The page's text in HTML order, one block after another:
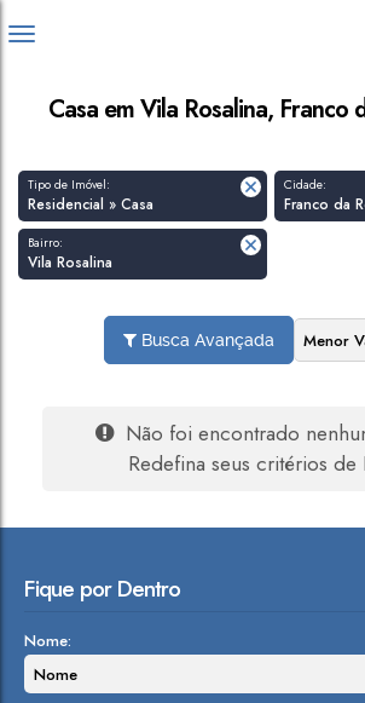
Casa em Vila Rosalina, Franco
Tipo de Imóvel:
Residencial » Casa
Cidade:
Franco da
Bairro:
Vila Rosalina
Busca Avançada
Não foi encontrado
Redefina seus critérios de
Fique por Dentro
Nome: